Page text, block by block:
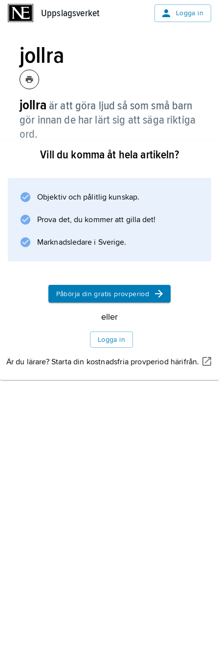
Uppslagsverket Logga in
jollra
jollra är att göra ljud så som små barn
gör innan de har lärt sig att säga riktiga
ord.
Läs även om
Vill du komma åt hela artikeln?
Objektiv och pålitlig kunskap.
Prova det, du kommer att gilla det!
Marknadsledare i Sverige.
Påbörja din gratis provperiod
eller
Logga in
Är du lärare? Starta din kostnadsfria provperiod härifrån.